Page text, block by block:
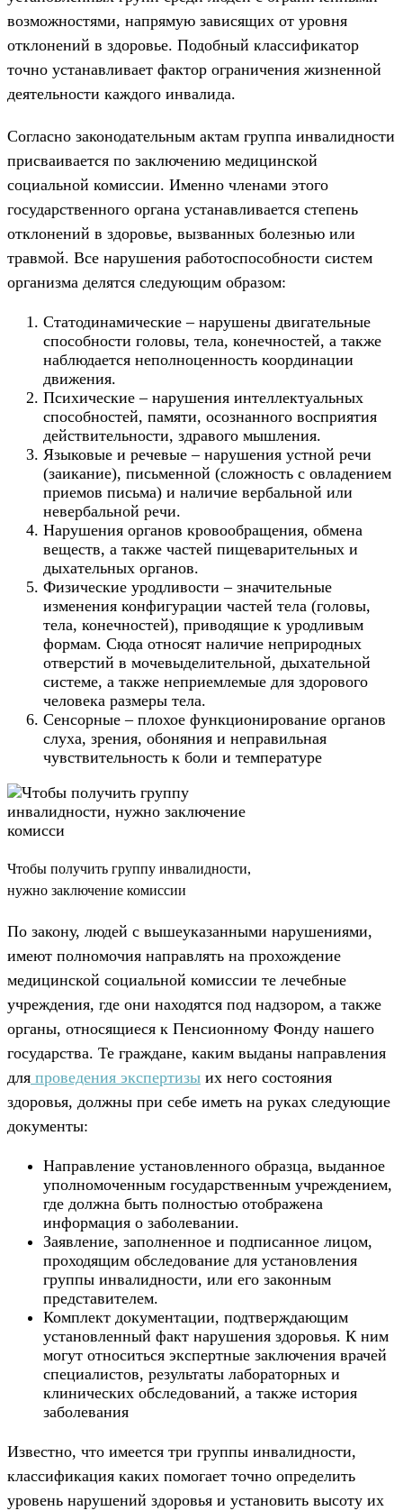
возможностями, напрямую зависящих от уровня
отклонений в здоровье. Подобный классификатор
точно устанавливает фактор ограничения жизненной
деятельности каждого инвалида.
Согласно законодательным актам группа инвалидности
присваивается по заключению медицинской
социальной комиссии. Именно членами этого
государственного органа устанавливается степень
отклонений в здоровье, вызванных болезнью или
травмой. Все нарушения работоспособности систем
организма делятся следующим образом:
Статодинамические – нарушены двигательные
способности головы, тела, конечностей, а также
наблюдается неполноценность координации
движения.
Психические – нарушения интеллектуальных
способностей, памяти, осознанного восприятия
действительности, здравого мышления.
Языковые и речевые – нарушения устной речи
(заикание), письменной (сложность с овладением
приемов письма) и наличие вербальной или
невербальной речи.
Нарушения органов кровообращения, обмена
веществ, а также частей пищеварительных и
дыхательных органов.
Физические уродливости – значительные
изменения конфигурации частей тела (головы,
тела, конечностей), приводящие к уродливым
формам. Сюда относят наличие неприродных
отверстий в мочевыделительной, дыхательной
системе, а также неприемлемые для здорового
человека размеры тела.
Сенсорные – плохое функционирование органов
слуха, зрения, обоняния и неправильная
чувствительность к боли и температуре
Чтобы получить группу инвалидности,
нужно заключение комиссии
По закону, людей с вышеуказанными нарушениями,
имеют полномочия направлять на прохождение
медицинской социальной комиссии те лечебные
учреждения, где они находятся под надзором, а также
органы, относящиеся к Пенсионному Фонду нашего
государства. Те граждане, каким выданы направления
для проведения экспертизы их него состояния
здоровья, должны при себе иметь на руках следующие
документы:
Направление установленного образца, выданное
уполномоченным государственным учреждением,
где должна быть полностью отображена
информация о заболевании.
Заявление, заполненное и подписанное лицом,
проходящим обследование для установления
группы инвалидности, или его законным
представителем.
Комплект документации, подтверждающим
установленный факт нарушения здоровья. К ним
могут относиться экспертные заключения врачей
специалистов, результаты лабораторных и
клинических обследований, а также история
заболевания
Известно, что имеется три группы инвалидности,
классификация каких помогает точно определить
уровень нарушений здоровья и установить высоту их